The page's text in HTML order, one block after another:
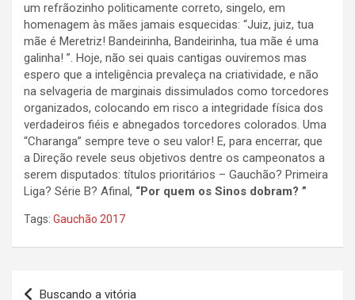
um refrãozinho politicamente correto, singelo, em
homenagem às mães jamais esquecidas: “Juiz, juiz, tua
mãe é Meretriz! Bandeirinha, Bandeirinha, tua mãe é uma
galinha! ”. Hoje, não sei quais cantigas ouviremos mas
espero que a inteligência prevaleça na criatividade, e não
na selvageria de marginais dissimulados como torcedores
organizados, colocando em risco a integridade física dos
verdadeiros fiéis e abnegados torcedores colorados. Uma
“Charanga” sempre teve o seu valor! E, para encerrar, que
a Direção revele seus objetivos dentre os campeonatos a
serem disputados: títulos prioritários – Gauchão? Primeira
Liga? Série B? Afinal, “Por quem os Sinos dobram? ”
Tags: Gauchão 2017
Navegação
Buscando a vitória